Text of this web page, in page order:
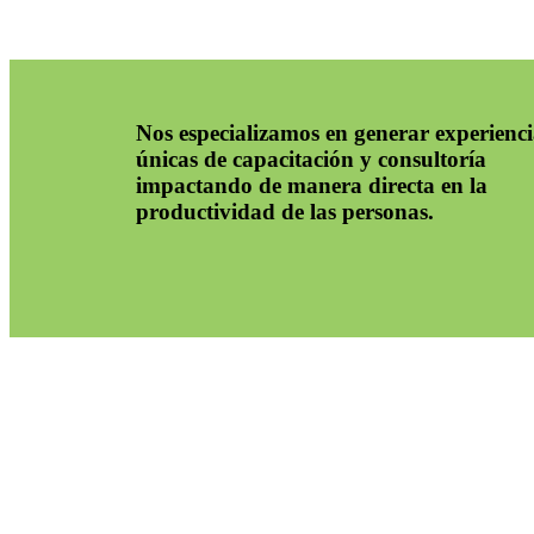
Nos especializamos en generar
únicas de capacitación y consultoría
impactando de manera directa en la
productividad de las personas.